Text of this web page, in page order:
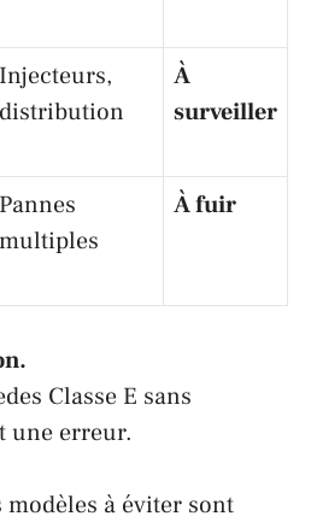
Injecteurs,
distribution
À
surveiller
Pannes
multiples
À fuir
Classe E sans
une erreur.
à éviter sont